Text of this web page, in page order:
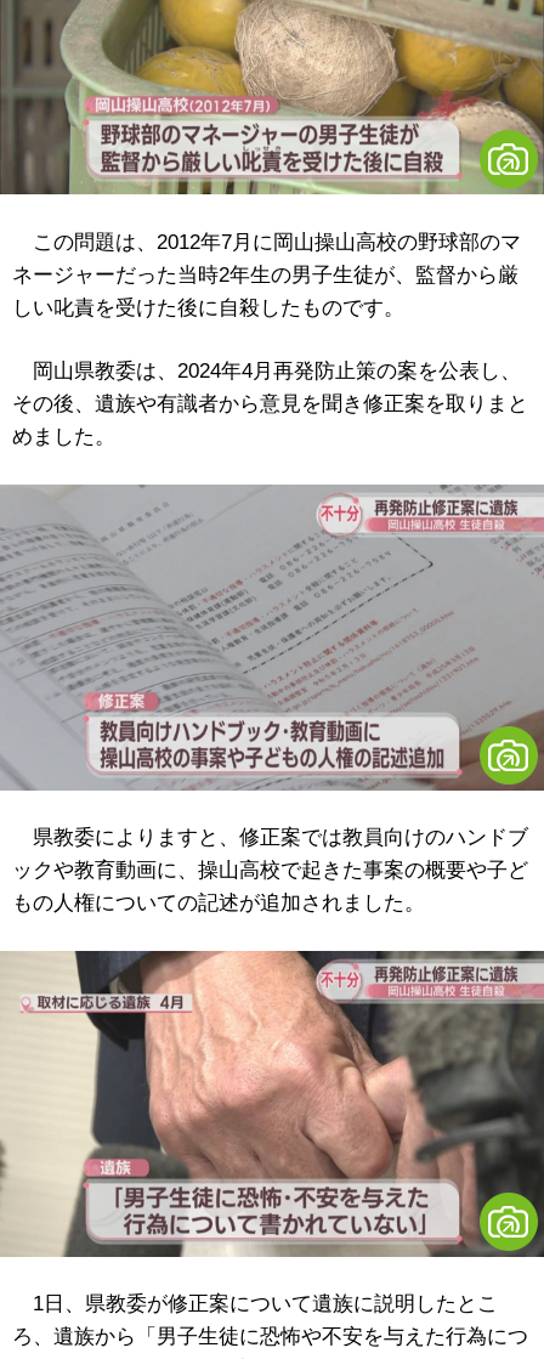
この問題は、2012年7月に岡山操山高校の野球部のマ
ネージャーだった当時2年生の男子生徒が、監督から厳
しい叱責を受けた後に自殺したものです。
岡山県教委は、2024年4月再発防止策の案を公表し、
その後、遺族や有識者から意見を聞き修正案を取りまと
めました。
県教委によりますと、修正案では教員向けのハンドブ
ックや教育動画に、操山高校で起きた事案の概要や子ど
もの人権についての記述が追加されました。
1日、県教委が修正案について遺族に説明したとこ
ろ、遺族から「男子生徒に恐怖や不安を与えた行為につ